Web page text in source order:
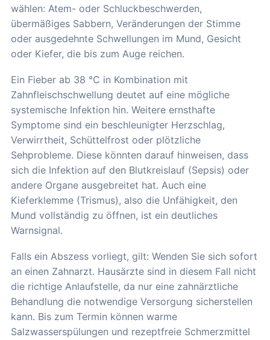
wählen: Atem- oder Schluckbeschwerden,
übermäßiges Sabbern, Veränderungen der Stimme
oder ausgedehnte Schwellungen im Mund, Gesicht
oder Kiefer, die bis zum Auge reichen.
Ein Fieber ab 38 °C in Kombination mit
Zahnfleischschwellung deutet auf eine mögliche
systemische Infektion hin. Weitere ernsthafte
Symptome sind ein beschleunigter Herzschlag,
Verwirrtheit, Schüttelfrost oder plötzliche
Sehprobleme. Diese könnten darauf hinweisen, dass
sich die Infektion auf den Blutkreislauf (Sepsis) oder
andere Organe ausgebreitet hat. Auch eine
Kieferklemme (Trismus), also die Unfähigkeit, den
Mund vollständig zu öffnen, ist ein deutliches
Warnsignal.
Falls ein Abszess vorliegt, gilt: Wenden Sie sich sofort
an einen Zahnarzt. Hausärzte sind in diesem Fall nicht
die richtige Anlaufstelle, da nur eine zahnärztliche
Behandlung die notwendige Versorgung sicherstellen
kann. Bis zum Termin können warme
Salzwasserspülungen und rezeptfreie Schmerzmittel